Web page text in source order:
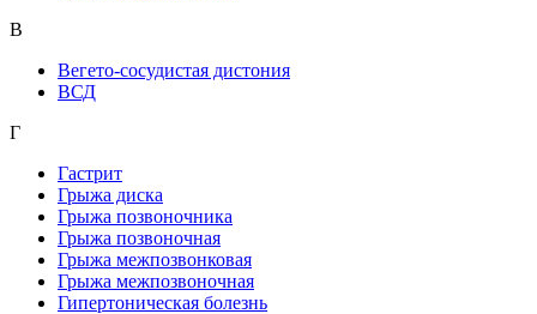
В
Вегето-сосудистая дистония
ВСД
Г
Гастрит
Грыжа диска
Грыжа позвоночника
Грыжа позвоночная
Грыжа межпозвонковая
Грыжа межпозвоночная
Гипертоническая болезнь